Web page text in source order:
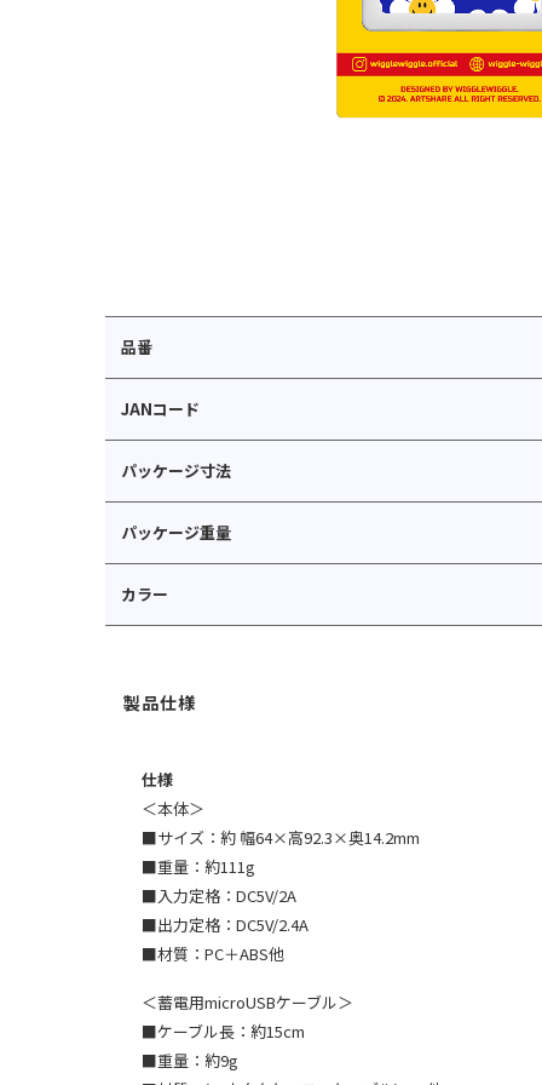
品番
JANコード
パッケージ寸法
パッケージ重量
カラー
仕様
＜本体＞
■サイズ：約 幅64×⾼92.3×奥14.2mm
■重量：約111g
■⼊⼒定格：DC5V/2A
■出⼒定格：DC5V/2.4A
■材質：PC＋ABS他
＜蓄電⽤microUSBケーブル＞
■ケーブル⻑：約15cm
■重量：約9g